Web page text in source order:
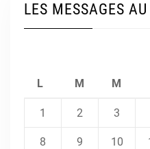
LES MESSAGES
L M M
1 2 3
8 9 10